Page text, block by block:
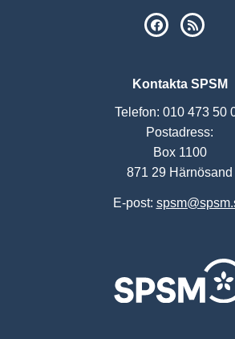
SPSM på
Kontakta SPSM
Telefon: 010 473 50
Postadress:
Box 1100
871 29 Härnösand
E-post: